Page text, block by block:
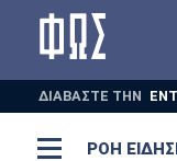
ΔΙΑΒΑΣΤΕ THN
ΡΟΗ